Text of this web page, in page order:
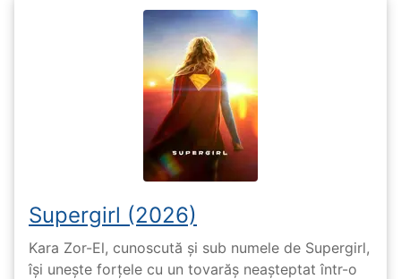
Supergirl (2026)
Kara Zor-El, cunoscută și sub numele de Supergirl,
își unește forțele cu un tovarăș neașteptat într-o